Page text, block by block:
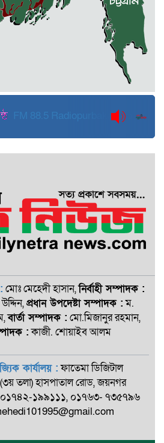
জুলাই ব্যবসা ও হাদি ব্যবসা চালু রাখতে
মাহমুদা মিতু
দুবাইয়ে কারাগার থেকে মুক্তি পেয়েছেন
পুলিশের সাবেক মহাপরিদর্শক বেনজীর
FM 88.5 Radiopurbakantho
মোঃ মেহেদী হাসান,নির্বাহী সম্পাদক :
প্রধান উপদেষ্টা সম্পাদক :ম.
বার্তা সম্পাদক : মো.মিজানুর রহমান,
:কাজী. শোয়াইব আলম
কার্যালয় :ফাতেমা ডিজিটাল
(৩য় তলা) হাসপাতাল রোড, জয়নগর
০১৭৪২-১৯৯১১১, ০১৭৬৩- ৭৩৫৭৯৬